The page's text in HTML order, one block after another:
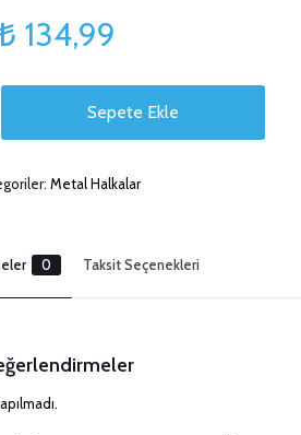
134,99
Sepete Ekle
Metal Halkalar
0 Taksit Seçenekleri